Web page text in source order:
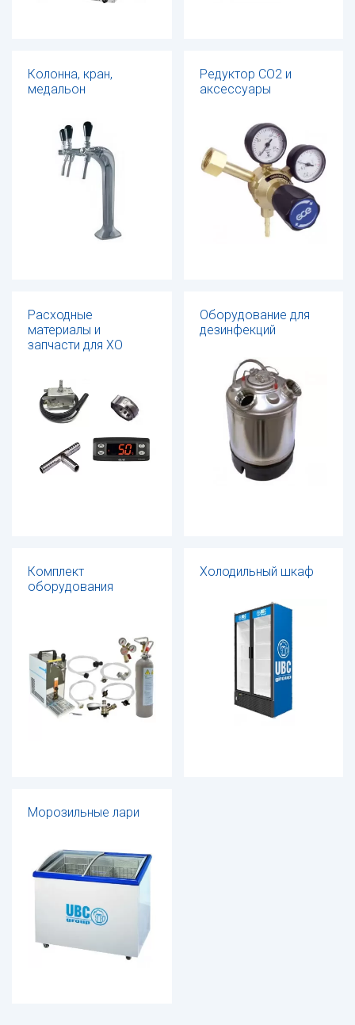
Колонна, кран,
медальон
Редуктор СО2 и
аксессуары
Расходные
материалы и
запчасти для ХО
Оборудование для
дезинфекций
Комплект
оборудования
Холодильный шкаф
Морозильные лари